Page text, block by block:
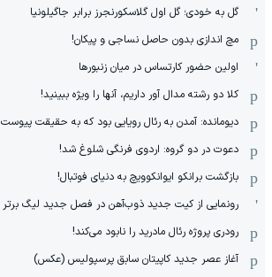
گل به خودی؛ گل اول گلاسکورنجرز برابر جاگیلونیا
مچ اندازی بدون حاصل نساجی و پیکان!
اولین حضور کارتساس در میان زنبورها
کلا دو‌ رشته مدال آور داریم، آنها را ویژه ببینید!
دیومانده: آمدن به رئال رویایی بود که به حقیقت پیوست
دعوت در دو گروه: اردوی فرنگی شلوغ شد!
بازگشت برانکو ایوانکوویچ به دنیای فوتبال!
رونمایی از کیت جدید ذوب‌آهن در فصل جدید لیگ برتر
رودری پروژه رئال مادرید را نابود می‌کند!
آغاز عصر جدید کاپیتان سابق پرسپولیس (عکس)